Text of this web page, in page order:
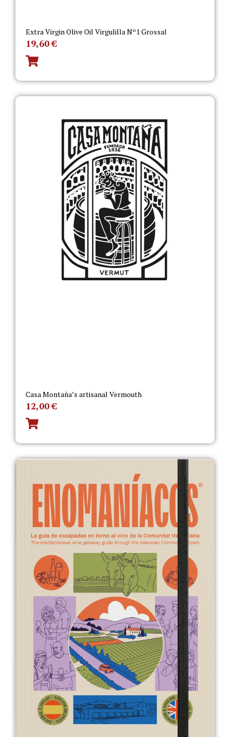
Extra Virgin Olive Oil Virgulilla Nº1 Grossal
19,60€
Casa Montaña’s artisanal Vermouth
12,00€